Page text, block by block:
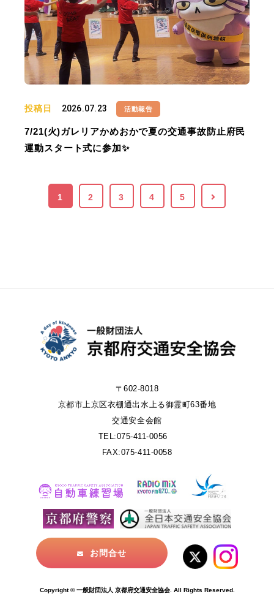
投稿日 2026.07.23 活動報告
7/21(火)ガレリアかめおかで夏の交通事故防止府民
運動スタート式に参加✨
1 2 3 4 5
〒602-8018
京都市上京区衣棚通出水上る御霊町63番地
交通安全会館
TEL:075-411-0056
FAX:075-411-0058
お問合せ
Copyright © 一般財団法人 京都府交通安全協会. All Rights Reserved.